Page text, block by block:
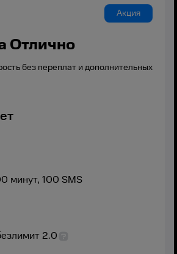
Акция
Отлично
без переплат и дополнительных
минут, 100 SMS
2.0